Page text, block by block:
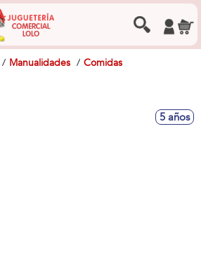
Manualidades Comidas
5 años